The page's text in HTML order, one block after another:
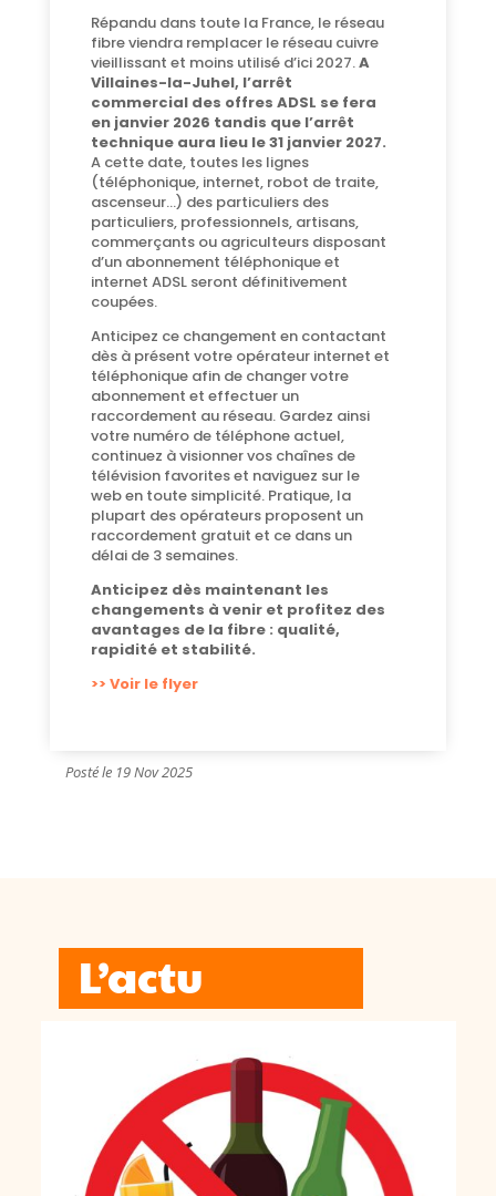
Répandu dans toute la France, le réseau
fibre viendra remplacer le réseau cuivre
vieillissant et moins utilisé d’ici 2027.A
Villaines-la-Juhel, l’arrêt
commercial des offres ADSL se fera
en janvier 2026 tandis que l’arrêt
technique aura lieu le 31 janvier 2027.
A cette date, toutes les lignes
(téléphonique, internet, robot de traite,
ascenseur…) des particuliers des
particuliers, professionnels, artisans,
commerçants ou agriculteurs disposant
d’un abonnement téléphonique et
internet ADSL seront définitivement
coupées.
Anticipez ce changement en contactant
dès à présent votre opérateur internet et
téléphonique afin de changer votre
abonnement et effectuer un
raccordement au réseau. Gardez ainsi
votre numéro de téléphone actuel,
continuez à visionner vos chaînes de
télévision favorites et naviguez sur le
web en toute simplicité. Pratique, la
plupart des opérateurs proposent un
raccordement gratuit et ce dans un
délai de 3 semaines.
Anticipez dès maintenant les
changements à venir et profitez des
avantages de la fibre : qualité,
rapidité et stabilité.
>> Voir le flyer
Posté le 19 Nov 2025
L’actu